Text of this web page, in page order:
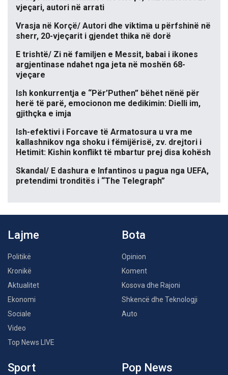
vjeçari, autori në arrati
Vrasja në Korçë/ Autori dhe viktima u përfshinë në
sherr, 20-vjeçarit i gjendet thika në dorë
E trishtë/ Zi në familjen e Messit, babai i ikones
argjentinase ndahet nga jeta në moshën 68-
vjeçare
Ish konkurrentja e “Për’Puthen” bëhet nënë për
herë të parë, emocionon me dedikimin: Dielli im,
gjithçka e imja
Ish-efektivi i Forcave të Armatosura u vra me
kallashnikov nga shoku i fëmijërisë, zv. drejtori i
Hetimit: Kishin konflikt të mbartur prej disa kohësh
Skandal/ E dashura e Infantinos u pagua nga UEFA,
pretendimi tronditës i “The Telegraph”
Lajme
Politikë
Kronikë
Aktualitet
Ekonomi
Sociale
Video
Top News LIVE
Bota
Opinion
Koment
Kosova dhe Rajoni
Shkencë dhe Teknologji
Auto
Sport Pop News